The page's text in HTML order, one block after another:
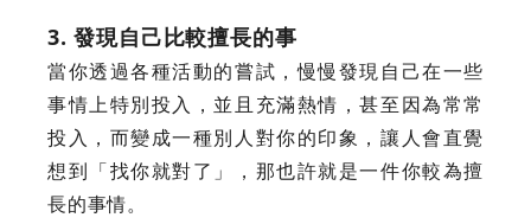
3. 發現自己比較擅長的事
當你透過各種活動的嘗試，慢慢發現自己在一些
事情上特別投入，並且充滿熱情，甚至因為常常
投入，而變成一種別人對你的印象，讓人會直覺
想到「找你就對了」，那也許就是一件你較為擅
長的事情。